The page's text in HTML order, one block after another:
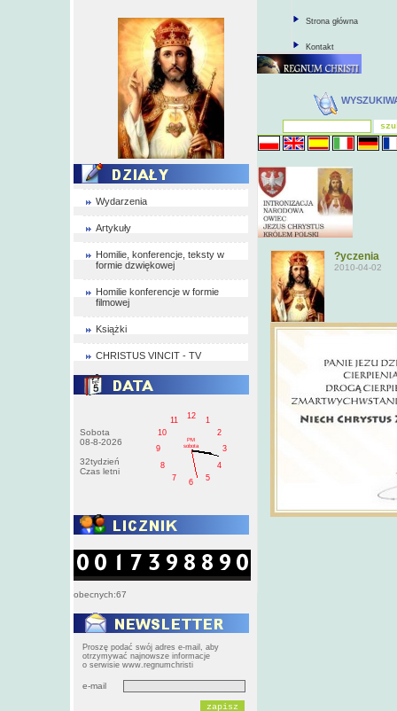
Wydarzenia
Artykuły
Homilie, konferencje, teksty w
formie dzwiękowej
Homilie konferencje w formie
filmowej
Książki
CHRISTUS VINCIT - TV
Sobota
08-8-2026
32tydzień
Czas letni
1
2
3
4
5
6
7
8
9
10
11
12
PM
sobota
obecnych:67
Proszę podać swój adres e-mail, aby
otrzymywać najnowsze informacje
o serwisie www.regnumchristi
e-mail
Strona główna
Kontakt
?yczenia
2010-04-02